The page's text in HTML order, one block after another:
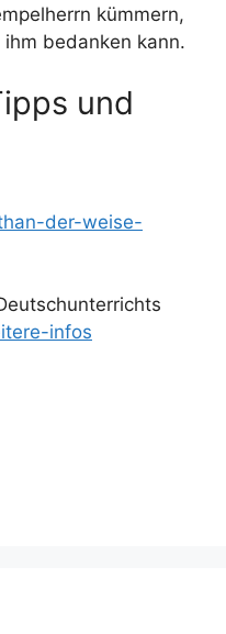
kümmern,
bedanken kann.
und
der-weise-
infos